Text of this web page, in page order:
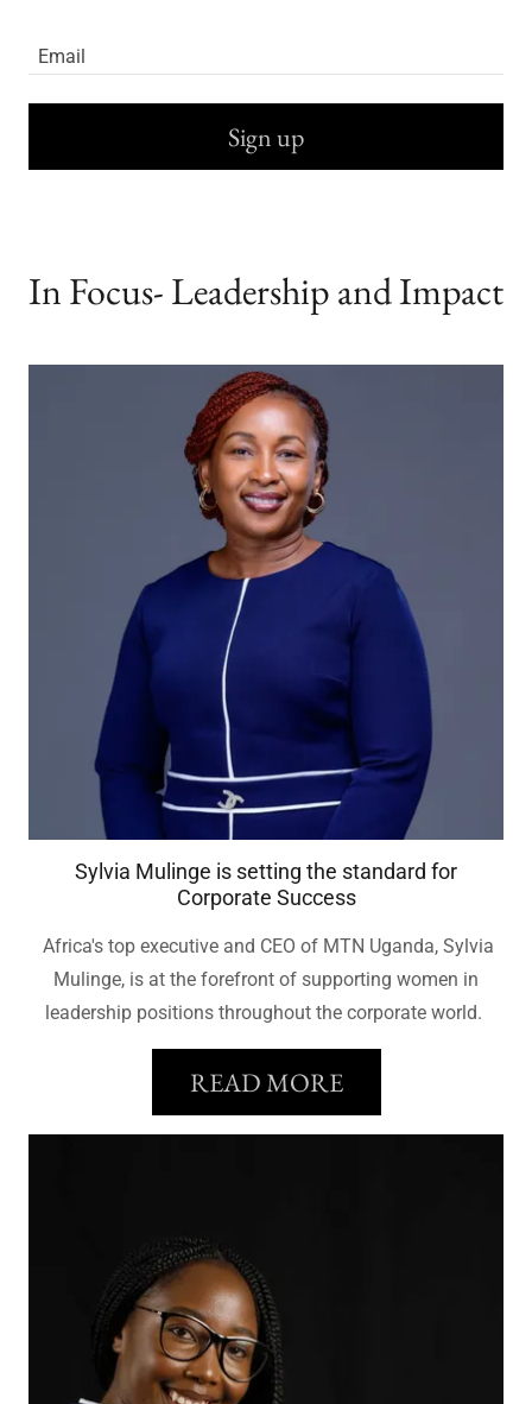
Email
Sign up
In Focus- Leadership and Impact
Sylvia Mulinge is setting the standard for
Corporate Success
Africa's top executive and CEO of MTN Uganda, Sylvia
Mulinge, is at the forefront of supporting women in
leadership positions throughout the corporate world.
READ MORE